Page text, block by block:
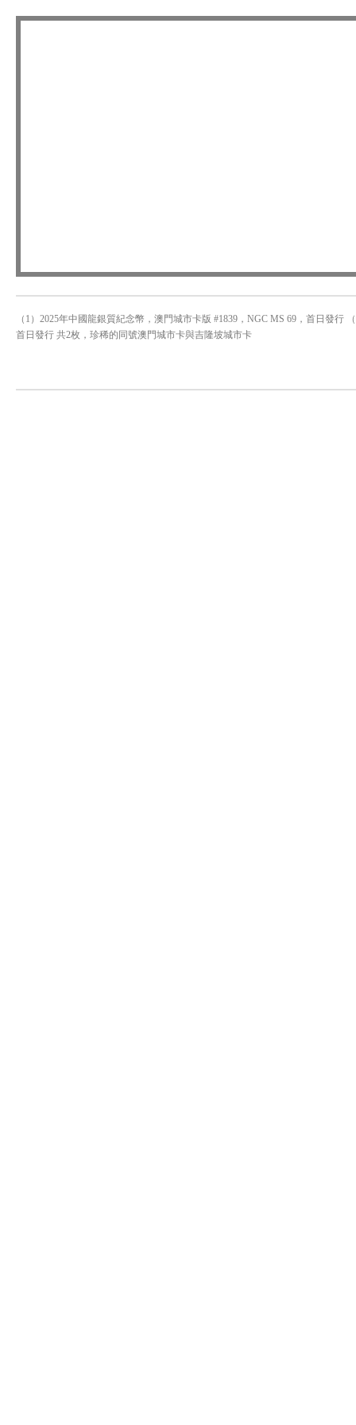
（1）2025年中國龍銀質紀念幣，澳門城市卡版 #1839，NGC MS 69，首日發行
首日發行 共2枚，珍稀的同號澳門城市卡與吉隆坡城市卡